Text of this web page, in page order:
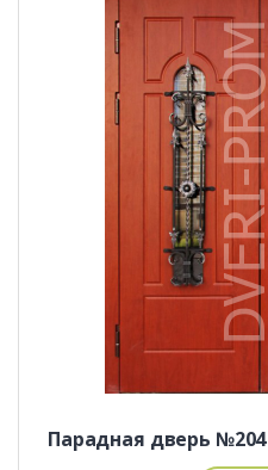
Парадная дверь №204